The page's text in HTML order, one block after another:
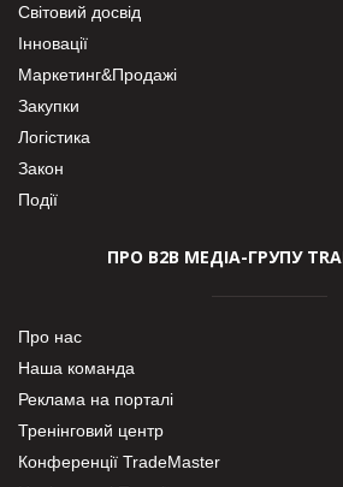
Світовий досвід
Інновації
Маркетинг&Продажі
Закупки
Логістика
Закон
Події
ПРО В2В МЕДІА-ГРУПУ
Про нас
Наша команда
Реклама на порталі
Тренінговий центр
Конференції TradeMaster